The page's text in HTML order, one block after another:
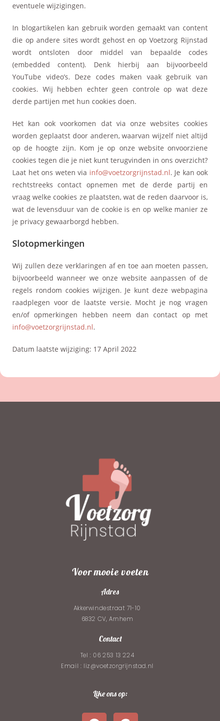
eventuele wijzigingen.
In blogartikelen kan gebruik worden gemaakt van content
die op andere sites wordt gehost en op Voetzorg Rijnstad
wordt ontsloten door middel van bepaalde codes
(embedded content). Denk hierbij aan bijvoorbeeld
YouTube video’s. Deze codes maken vaak gebruik van
cookies. Wij hebben echter geen controle op wat deze
derde partijen met hun cookies doen.
Het kan ook voorkomen dat via onze websites cookies
worden geplaatst door anderen, waarvan wijzelf niet altijd
op de hoogte zijn. Kom je op onze website onvoorziene
cookies tegen die je niet kunt terugvinden in ons overzicht?
Laat het ons weten via info@voetzorgrijnstad.nl. Je kan ook
rechtstreeks contact opnemen met de derde partij en
vraag welke cookies ze plaatsten, wat de reden daarvoor is,
wat de levensduur van de cookie is en op welke manier ze
je privacy gewaarborgd hebben.
Slotopmerkingen
Wij zullen deze verklaringen af en toe aan moeten passen,
bijvoorbeeld wanneer we onze website aanpassen of de
regels rondom cookies wijzigen. Je kunt deze webpagina
raadplegen voor de laatste versie. Mocht je nog vragen
en/of opmerkingen hebben neem dan contact op met
info@voetzorgrijnstad.nl.
Datum laatste wijziging: 17 April 2022
Voor mooie voeten
Adres
Akkerwindestraat 71-10
6832 CV, Arnhem
Contact
Tel : 06 253 13 224
Email : liz@voetzorgrijnstad.nl
Like ons op: